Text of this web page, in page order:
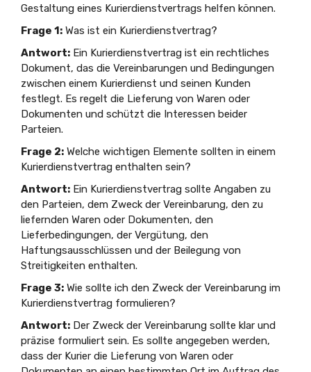
Gestaltung eines Kurierdienstvertrags helfen können.
Frage 1: Was ist ein Kurierdienstvertrag?
Antwort: Ein Kurierdienstvertrag ist ein rechtliches
Dokument, das die Vereinbarungen und Bedingungen
zwischen einem Kurierdienst und seinen Kunden
festlegt. Es regelt die Lieferung von Waren oder
Dokumenten und schützt die Interessen beider
Parteien.
Frage 2: Welche wichtigen Elemente sollten in einem
Kurierdienstvertrag enthalten sein?
Antwort: Ein Kurierdienstvertrag sollte Angaben zu
den Parteien, dem Zweck der Vereinbarung, den zu
liefernden Waren oder Dokumenten, den
Lieferbedingungen, der Vergütung, den
Haftungsausschlüssen und der Beilegung von
Streitigkeiten enthalten.
Frage 3: Wie sollte ich den Zweck der Vereinbarung im
Kurierdienstvertrag formulieren?
Antwort: Der Zweck der Vereinbarung sollte klar und
präzise formuliert sein. Es sollte angegeben werden,
dass der Kurier die Lieferung von Waren oder